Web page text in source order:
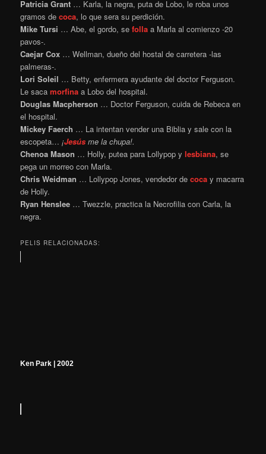
Patricia Grant … Karla, la negra, puta de Lobo, le roba unos
gramos decoca, lo que sera su perdición.
Mike Tursi … Abe, el gordo, sefolla a Marla al comienzo -20
pavos-.
Caejar Cox … Wellman, dueño del hostal de carretera -las
palmeras-.
Lori Soleil … Betty, enfermera ayudante del doctor Ferguson.
Le sacamorfina a Lobo del hospital.
Douglas Macpherson … Doctor Ferguson, cuida de Rebeca en
el hospital.
Mickey Faerch … La intentan vender una Biblia y sale con la
escopeta…¡Jesús me la chupa!.
Chenoa Mason … Holly, putea para Lollypop ylesbiana, se
pega un morreo con Marla.
Chris Weidman … Lollypop Jones, vendedor decoca y macarra
de Holly.
Ryan Henslee … Twezzle, practica la Necrofilia con Carla, la
negra.
PELIS RELACIONADAS:
Ken Park | 2002